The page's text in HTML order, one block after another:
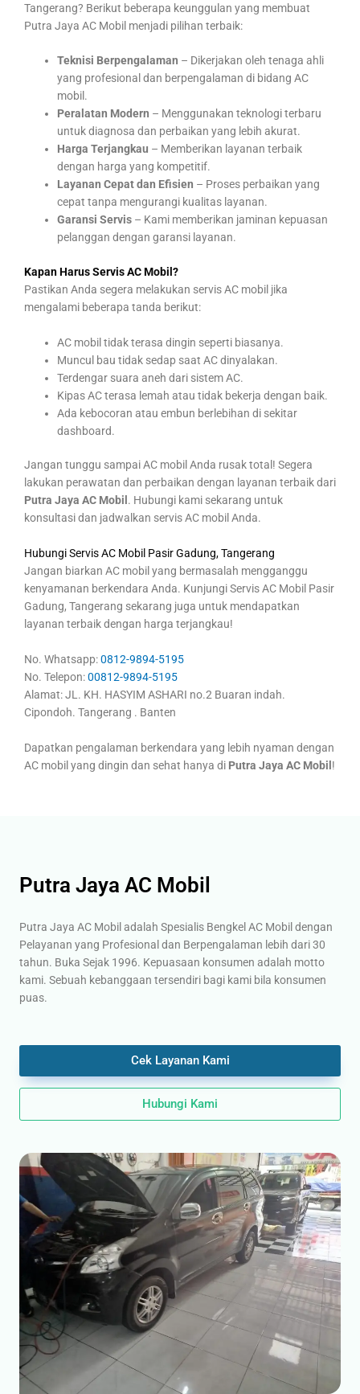
Tangerang? Berikut beberapa keunggulan yang membuat
Putra Jaya AC Mobil menjadi pilihan terbaik:
Teknisi Berpengalaman – Dikerjakan oleh tenaga ahli
yang profesional dan berpengalaman di bidang AC
mobil.
Peralatan Modern – Menggunakan teknologi terbaru
untuk diagnosa dan perbaikan yang lebih akurat.
Harga Terjangkau – Memberikan layanan terbaik
dengan harga yang kompetitif.
Layanan Cepat dan Efisien – Proses perbaikan yang
cepat tanpa mengurangi kualitas layanan.
Garansi Servis – Kami memberikan jaminan kepuasan
pelanggan dengan garansi layanan.
Kapan Harus Servis AC Mobil?
Pastikan Anda segera melakukan servis AC mobil jika
mengalami beberapa tanda berikut:
AC mobil tidak terasa dingin seperti biasanya.
Muncul bau tidak sedap saat AC dinyalakan.
Terdengar suara aneh dari sistem AC.
Kipas AC terasa lemah atau tidak bekerja dengan baik.
Ada kebocoran atau embun berlebihan di sekitar
dashboard.
Jangan tunggu sampai AC mobil Anda rusak total! Segera
lakukan perawatan dan perbaikan dengan layanan terbaik dari
Putra Jaya AC Mobil . Hubungi kami sekarang untuk
konsultasi dan jadwalkan servis AC mobil Anda.
Hubungi Servis AC Mobil Pasir Gadung, Tangerang
Jangan biarkan AC mobil yang bermasalah mengganggu
kenyamanan berkendara Anda. Kunjungi Servis AC Mobil Pasir
Gadung, Tangerang sekarang juga untuk mendapatkan
layanan terbaik dengan harga terjangkau!
No. Whatsapp:0812-9894-5195
No. Telepon:00812-9894-5195
Alamat: JL. KH. HASYIM ASHARI no.2 Buaran indah.
Cipondoh. Tangerang . Banten
Dapatkan pengalaman berkendara yang lebih nyaman dengan
AC mobil yang dingin dan sehat hanya di Putra Jaya AC Mobil !
Putra Jaya AC Mobil
Putra Jaya AC Mobil adalah Spesialis Bengkel AC Mobil dengan
Pelayanan yang Profesional dan Berpengalaman lebih dari 30
tahun. Buka Sejak 1996. Kepuasaan konsumen adalah motto
kami. Sebuah kebanggaan tersendiri bagi kami bila konsumen
puas.
Cek Layanan Kami
Hubungi Kami